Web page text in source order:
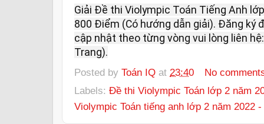
Giải Đề thi Violympic Toán Tiếng Anh
800 Điểm (Có hướng dẫn giải). Đăng ký
cập nhật theo từng vòng vui lòng liên
Trang).
Posted by Toán IQ at 23:40
No
Labels: Đề thi Violympic Toán lớp 2 năm
Violympic Toán tiếng anh lớp 2 năm 2022 -